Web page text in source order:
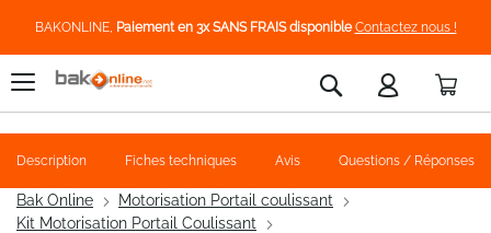
BAKONLINE, Paiement en 3x SANS FRAIS disponible Contactez nous !
Rechercher
Bak Online
Motorisation Portail coulissant
Kit Motorisation Portail Coulissant
Description Fiches techniques Avis Questions / Réponses